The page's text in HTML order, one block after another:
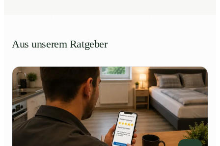
Aus unserem Ratgeber